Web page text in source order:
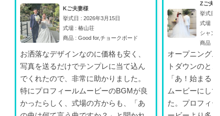
Kご夫妻様
挙式日 : 2026年3月15日
式場 : 椿山荘
商品 : Good for,チョークボード
お洒落なデザインなのに価格も安く、
写真を送るだけでテンプレに当て込ん
でくれたので、非常に助かりました。
特にプロフィールムービーのBGMが良
かったらしく、式場の方からも、「あ
Zご夫
挙式日
式場 :
シャン
商品 :
オープニング
トダウンのと
「あ！始まる
ムービーにし
た。プロフィ